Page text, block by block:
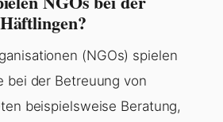
(NGOs) spielen
bei der Betreuung von
beispielsweise Beratung,